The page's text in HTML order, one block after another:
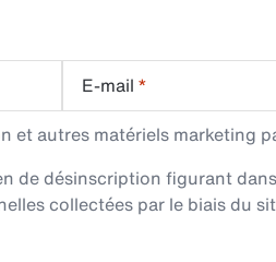
E-mail *
autres matériels marketing
de désinscription figurant
collectées par le biais du